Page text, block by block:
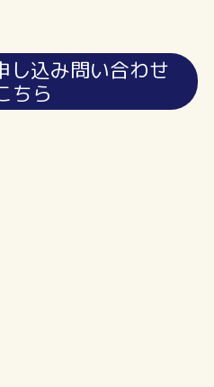
し込み問い合わせ
ちら